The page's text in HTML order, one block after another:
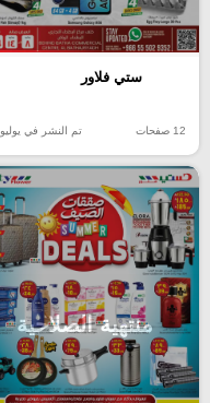
ستي فلاور
12 صفحات تم النشر في يوليو 07
منتهية الصلاحية